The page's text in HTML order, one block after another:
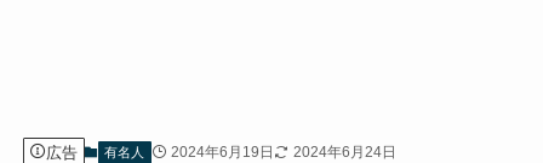
広告 有名人 2024年6月19日 2024年6月24日